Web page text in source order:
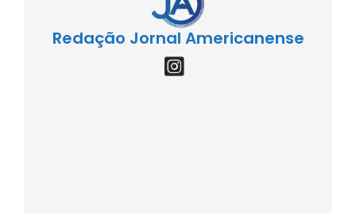
Redação Jornal Americanense